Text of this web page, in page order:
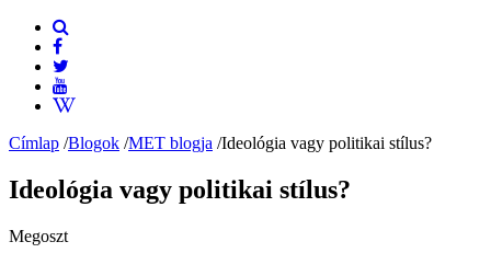
Címlap /Blogok /MET blogja /Ideológia vagy politikai stílus?
Ideológia vagy politikai stílus?
Megoszt